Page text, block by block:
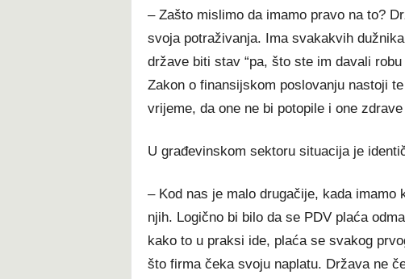
– Zašto mislimo da imamo pravo na to?
svoja potraživanja. Ima svakakvih
države biti stav “pa, što ste im davali
Zakon o finansijskom poslovanju nastoji
vrijeme, da one ne bi potopile i one
U građevinskom sektoru situacija je
– Kod nas je malo drugačije, kada
njih. Logično bi bilo da se PDV plaća
kako to u praksi ide, plaća se svakog
što firma čeka svoju naplatu. Država ne